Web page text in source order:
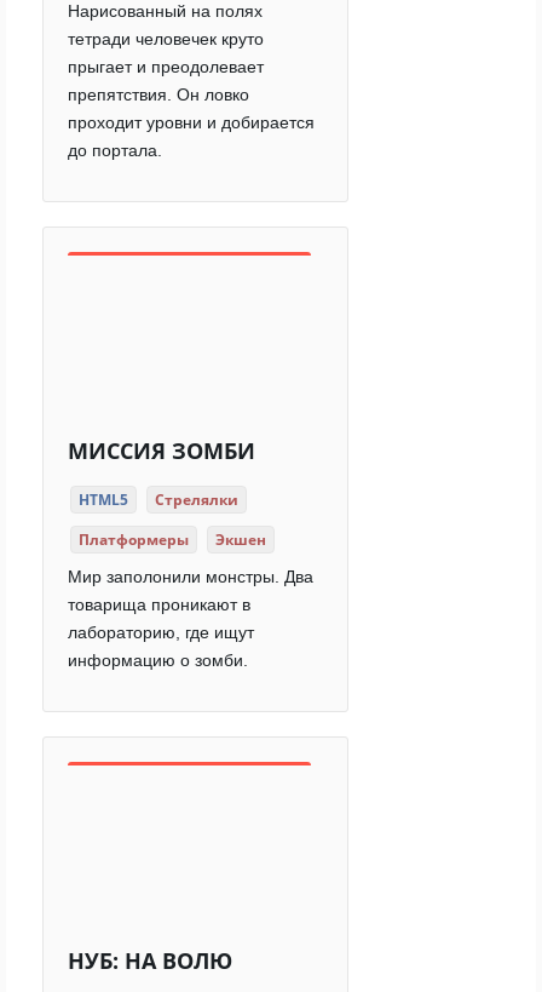
Нарисованный на полях
тетради человечек круто
прыгает и преодолевает
препятствия. Он ловко
проходит уровни и добирается
до портала.
МИССИЯ ЗОМБИ
HTML5
Стрелялки
Платформеры
Экшен
Мир заполонили монстры. Два
товарища проникают в
лабораторию, где ищут
информацию о зомби.
НУБ: НА ВОЛЮ